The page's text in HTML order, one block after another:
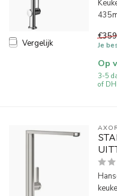
Vergelijk Je
Op
3-5
of